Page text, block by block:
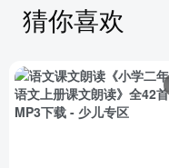
猜你喜欢